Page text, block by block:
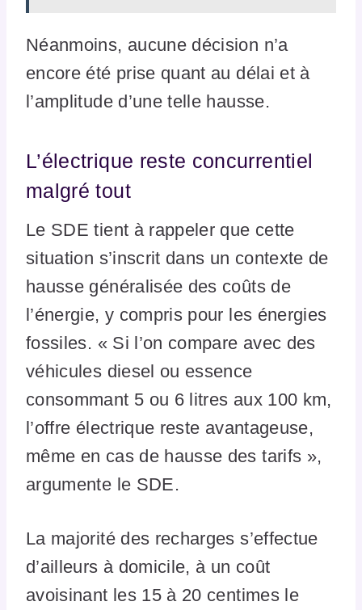
Néanmoins, aucune décision n’a
encore été prise quant au délai et à
l’amplitude d’une telle hausse.
L’électrique reste concurrentiel
malgré tout
Le SDE tient à rappeler que cette
situation s’inscrit dans un contexte de
hausse généralisée des coûts de
l’énergie, y compris pour les énergies
fossiles. « Si l’on compare avec des
véhicules diesel ou essence
consommant 5 ou 6 litres aux 100 km,
l’offre électrique reste avantageuse,
même en cas de hausse des tarifs »,
argumente le SDE.
La majorité des recharges s’effectue
d’ailleurs à domicile, à un coût
avoisinant les 15 à 20 centimes le